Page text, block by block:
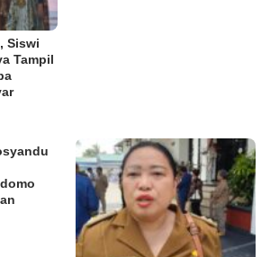
Siswi
Tampil